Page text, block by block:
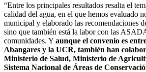
“Entre los principales resultados resalta el
calidad del agua, en el que hemos evaluado
municipal y elaborado las recomendaciones
sino que también está la labor con las
comunidades. Y aunque el convenio es
Abangares y la UCR, también han
Ministerio de Salud, Ministerio de
Sistema Nacional de Áreas de